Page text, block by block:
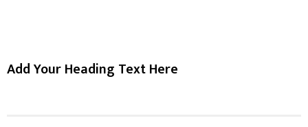
Add Your Heading Text Here